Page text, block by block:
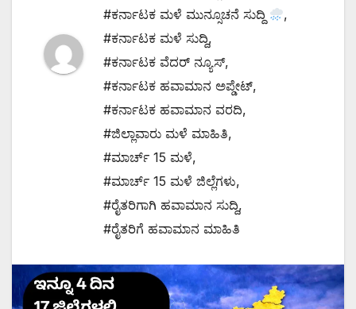
#ಕರ್ನಾಟಕ ಮಳೆ ಮುನ್ಸೂಚನೆ ಸುದ್ದಿ
,
#ಕರ್ನಾಟಕ ಮಳೆ ಸುದ್ದಿ,
#ಕರ್ನಾಟಕ ವೆದರ್ ನ್ಯೂಸ್,
#ಕರ್ನಾಟಕ ಹವಾಮಾನ ಅಪ್ಡೇಟ್,
#ಕರ್ನಾಟಕ ಹವಾಮಾನ ವರದಿ,
#ಜಿಲ್ಲಾವಾರು ಮಳೆ ಮಾಹಿತಿ,
#ಮಾರ್ಚ್ 15 ಮಳೆ,
#ಮಾರ್ಚ್ 15 ಮಳೆ ಜಿಲ್ಲೆಗಳು,
#ರೈತರಿಗಾಗಿ ಹವಾಮಾನ ಸುದ್ದಿ,
#ರೈತರಿಗೆ ಹವಾಮಾನ ಮಾಹಿತಿ